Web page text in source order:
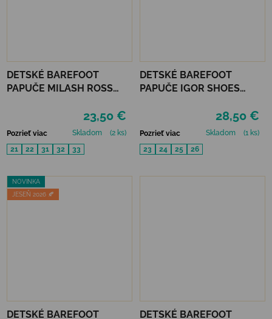
DETSKÉ BAREFOOT
PAPUČE MILASH ROSS
23,50 €
Pozrieť viac Skladom
(2 ks)
21
22 31 32 33
DETSKÉ BAREFOOT
PAPUČE IGOR SHOES
28,50 €
Pozrieť viac Skladom
(1 ks)
23
24 25 26
NOVINKA
JESEŇ 2026 🍂
DETSKÉ BAREFOOT DETSKÉ BAREFOOT